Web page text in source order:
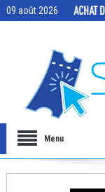
09 août 2026
Menu